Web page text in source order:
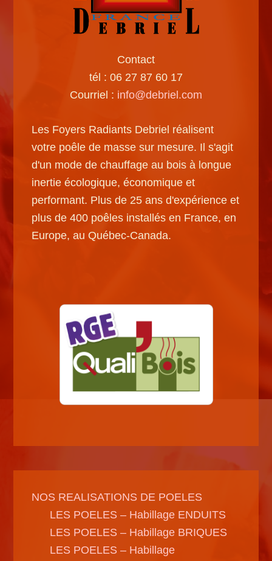
Contact
tél : 06 27 87 60 17
Courriel : info@debriel.com
Les Foyers Radiants Debriel réalisent
votre poêle de masse sur mesure. Il s'agit
d'un mode de chauffage au bois à longue
inertie écologique, économique et
performant. Plus de 25 ans d'expérience et
plus de 400 poêles installés en France, en
Europe, au Québec-Canada.
NOS REALISATIONS DE POELES
LES POELES – Habillage ENDUITS
LES POELES – Habillage BRIQUES
LES POELES – Habillage